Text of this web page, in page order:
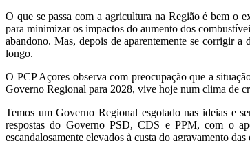
O que se passa com a agricultura na Região é bem o
para minimizar os impactos do aumento dos
abandono. Mas, depois de aparentemente se corrigir
longo.
O PCP Açores observa com preocupação que a
Governo Regional para 2028, vive hoje num clima de
Temos um Governo Regional esgotado nas ideias e
respostas do Governo PSD, CDS e PPM, com o
escandalosamente elevados à custa do agravamento